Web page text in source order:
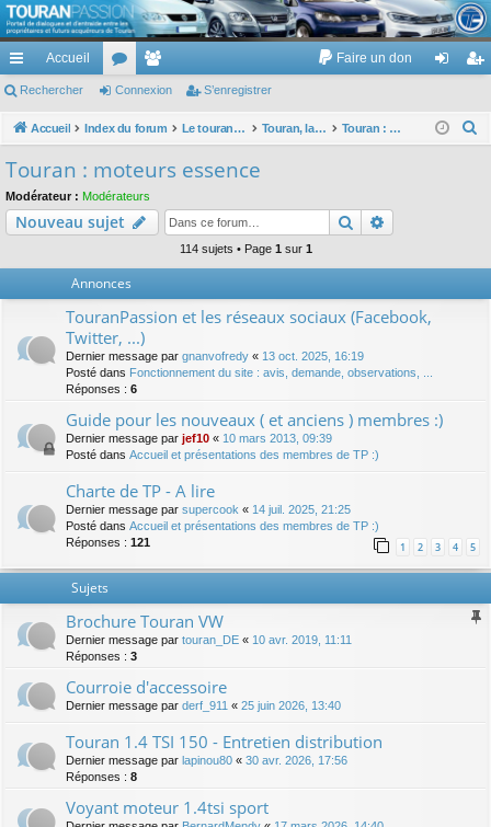
TouranPassion
Le forum des propriétaires ou futurs acquéreurs du Volkswagen Touran
cc
ès
pi
de
Accueil
or
u
e
m
Faire un don
ne nr
Rechercher Connexion S’enregistrer
Accueil Index du forum Le touran dans ses versions I (V1 V2 V3) et II ... Touran, la mécanique : moteurs, boites, transmissions, freins, direction, roues Touran : moteurs essence
c
Touran : moteurs essence
Modérateur : Modérateurs
Nouveau sujet Rechercher
114 sujets • Page 1 sur 1
Annonces
TouranPassion et les réseaux sociaux (Facebook,
Twitter, ...)
Dernier message par gnanvofredy « 13 oct. 2025, 16:19
Posté dans Fonctionnement du site : avis, demande, observations, ...
Réponses : 6
Guide pour les nouveaux ( et anciens ) membres :)
Dernier message par jef10 « 10 mars 2013, 09:39
Posté dans Accueil et présentations des membres de TP :)
Charte de TP - A lire
Dernier message par supercook « 14 juil. 2025, 21:25
Posté dans Accueil et présentations des membres de TP :)
Réponses : 121 1 2 3 4 5
Sujets
Brochure Touran VW
Dernier message par touran_DE « 10 avr. 2019, 11:11
Réponses : 3
Courroie d'accessoire
Dernier message par derf_911 « 25 juin 2026, 13:40
Touran 1.4 TSI 150 - Entretien distribution
Dernier message par lapinou80 « 30 avr. 2026, 17:56
Réponses : 8
Voyant moteur 1.4tsi sport